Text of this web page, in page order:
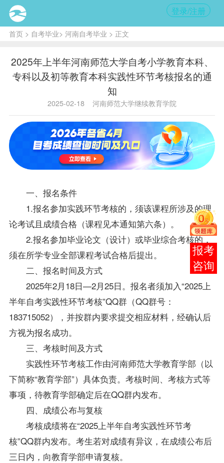
登录/注册
首页> 自考毕业> 河南自考毕业 > 正文
2025年上半年河南师范大学自考小学教育本科、
专科以及初等教育本科实践性环节考核报名的通
知
2025-02-18 河南师范大学继续教育学院
一、报名条件
1.报名参加实践环节考核的，须该课程所涉及的理
论考试且成绩合格（课程见本通知第六条）。
2.报名参加毕业论文（设计）或毕业综合考核的，
须在所学专业全部课程考试合格后提出。
二、报名时间及方式
2025年2月18日—2月25日。报名者须加入“2025上
半年自考实践性环节考核”QQ群（QQ群号：
183715052），并按群内要求提交相应材料，经确认后
方视为报名成功。
三、考核时间及方式
实践性环节考核工作由河南师范大学教育学部（以
下简称“教育学部”）具体负责。考核时间、考核方式等
事项，待教育学部确定后在QQ群内发布。
四、成绩公布与复核
考核成绩将在“2025上半年自考实践性环节考
核”QQ群内发布。考生若对成绩有异议，在成绩公布后
三日内，向教育学部申请复核。
在线
客服